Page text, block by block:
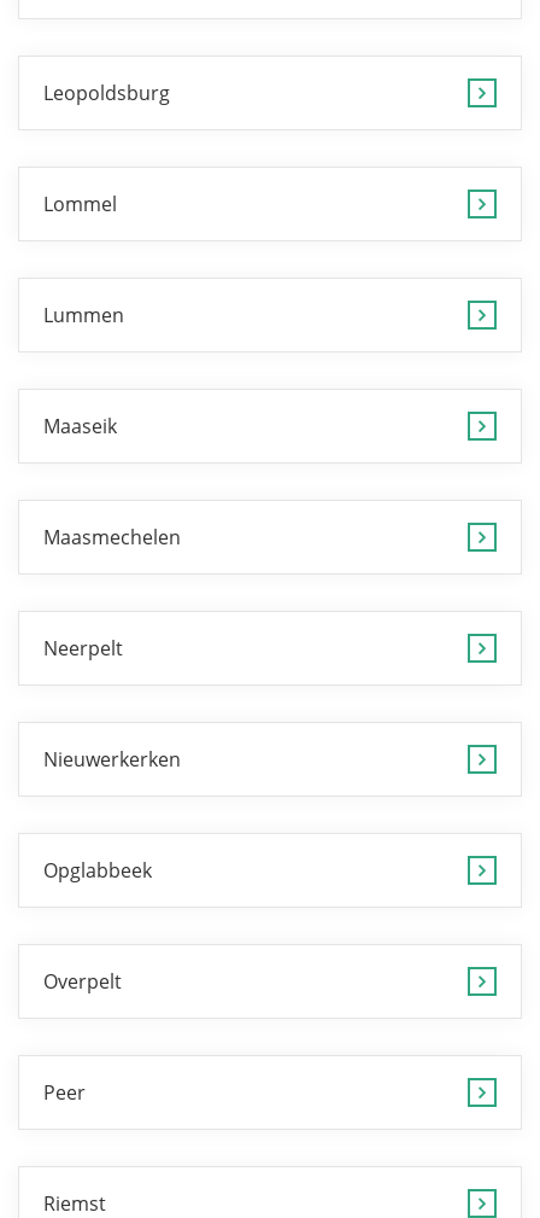
Leopoldsburg
Lommel
Lummen
Maaseik
Maasmechelen
Neerpelt
Nieuwerkerken
Opglabbeek
Overpelt
Peer
Riemst